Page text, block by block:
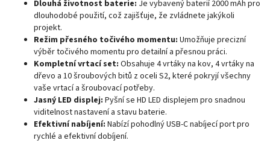
Dlouhá životnost baterie: Je vybavený baterií 2000 mAh pro
dlouhodobé použití, což zajišťuje, že zvládnete jakýkoli
projekt.
Režim přesného točivého momentu: Umožňuje precizní
výběr točivého momentu pro detailní a přesnou práci.
Kompletní vrtací set: Obsahuje 4 vrtáky na kov, 4 vrtáky na
dřevo a 10 šroubových bitů z oceli S2, které pokryjí všechny
vaše vrtací a šroubovací potřeby.
Jasný LED displej: Pyšní se HD LED displejem pro snadnou
viditelnost nastavení a stavu baterie.
Efektivní nabíjení: Nabízí pohodlný USB-C nabíjecí port pro
rychlé a efektivní dobíjení.